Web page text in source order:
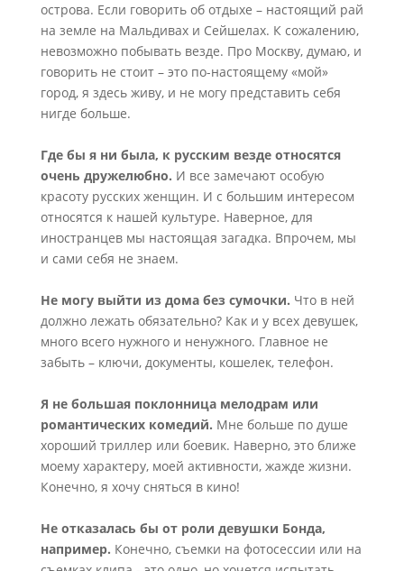
острова. Если говорить об отдыхе – настоящий рай
на земле на Мальдивах и Сейшелах. К сожалению,
невозможно побывать везде. Про Москву, думаю, и
говорить не стоит – это по-настоящему «мой»
город, я здесь живу, и не могу представить себя
нигде больше.
Где бы я ни была, к русским везде относятся
очень дружелюбно. И все замечают особую
красоту русских женщин. И с большим интересом
относятся к нашей культуре. Наверное, для
иностранцев мы настоящая загадка. Впрочем, мы
и сами себя не знаем.
Не могу выйти из дома без сумочки. Что в ней
должно лежать обязательно? Как и у всех девушек,
много всего нужного и ненужного. Главное не
забыть – ключи, документы, кошелек, телефон.
Я не большая поклонница мелодрам или
романтических комедий. Мне больше по душе
хороший триллер или боевик. Наверно, это ближе
моему характеру, моей активности, жажде жизни.
Конечно, я хочу сняться в кино!
Не отказалась бы от роли девушки Бонда,
например. Конечно, съемки на фотосессии или на